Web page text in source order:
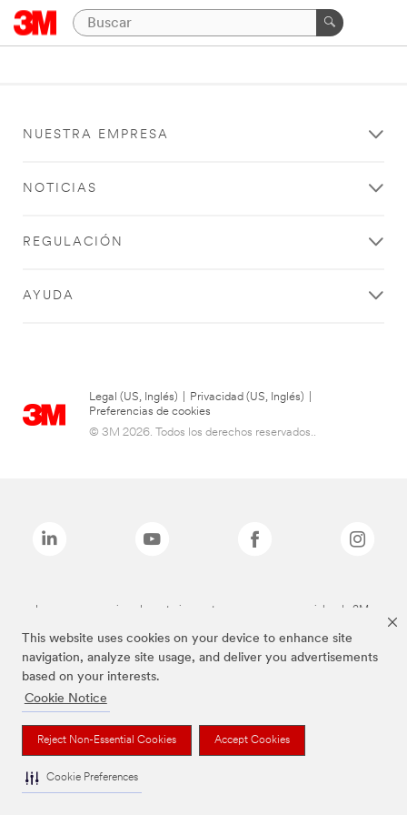
This website uses cookies on your device to enhance site
navigation, analyze site usage, and deliver you advertisements
based on your interests.
Cookie Notice
Reject Non-Essential Cookies Accept Cookies
Cookie Preferences
NUESTRA EMPRESA
NOTICIAS
REGULACIÓN
AYUDA
Legal (US, Inglés) Privacidad (US, Inglés)
Preferencias de cookies
© 3M 2026. Todos los derechos reservados..
Las marcas mencionadas anteriormente son marcas comerciales de 3M.